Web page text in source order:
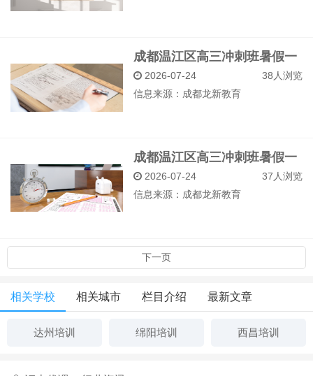
成都温江区高三冲刺班暑假一
对一辅导效果分析
2026-07-24
38人浏览
信息来源： 成都龙新教育
成都温江区高三冲刺班暑假一
对一如何选择
2026-07-24
37人浏览
信息来源： 成都龙新教育
下一页
相关学校 相关城市 栏目介绍 最新文章
达州培训 绵阳培训 西昌培训